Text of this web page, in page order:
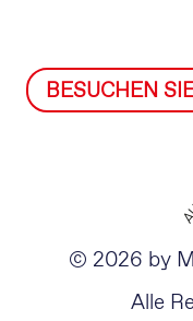
BESUCHEN
© 2026 by
Alle